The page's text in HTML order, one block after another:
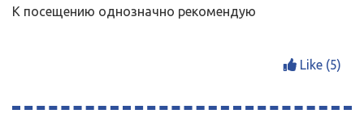
К посещению однозначно рекомендую
Like (5)